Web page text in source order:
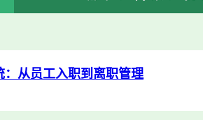
：从员工入职到离职管理